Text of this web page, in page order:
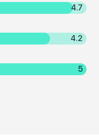
4.7
4.2
5